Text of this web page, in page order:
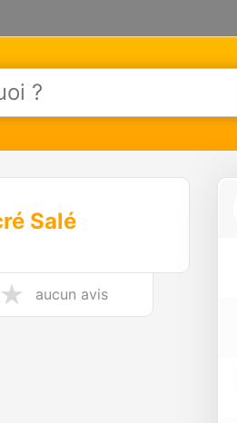
Salé
aucun avis